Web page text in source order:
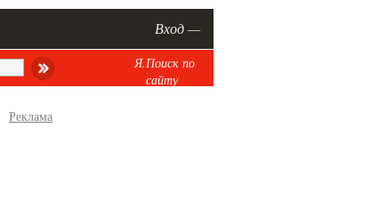
Вход —
Я.Поиск по
сайту
Реклама